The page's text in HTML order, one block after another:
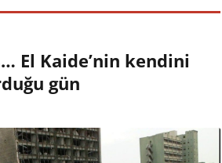
El Kaide’nin kendini
gün